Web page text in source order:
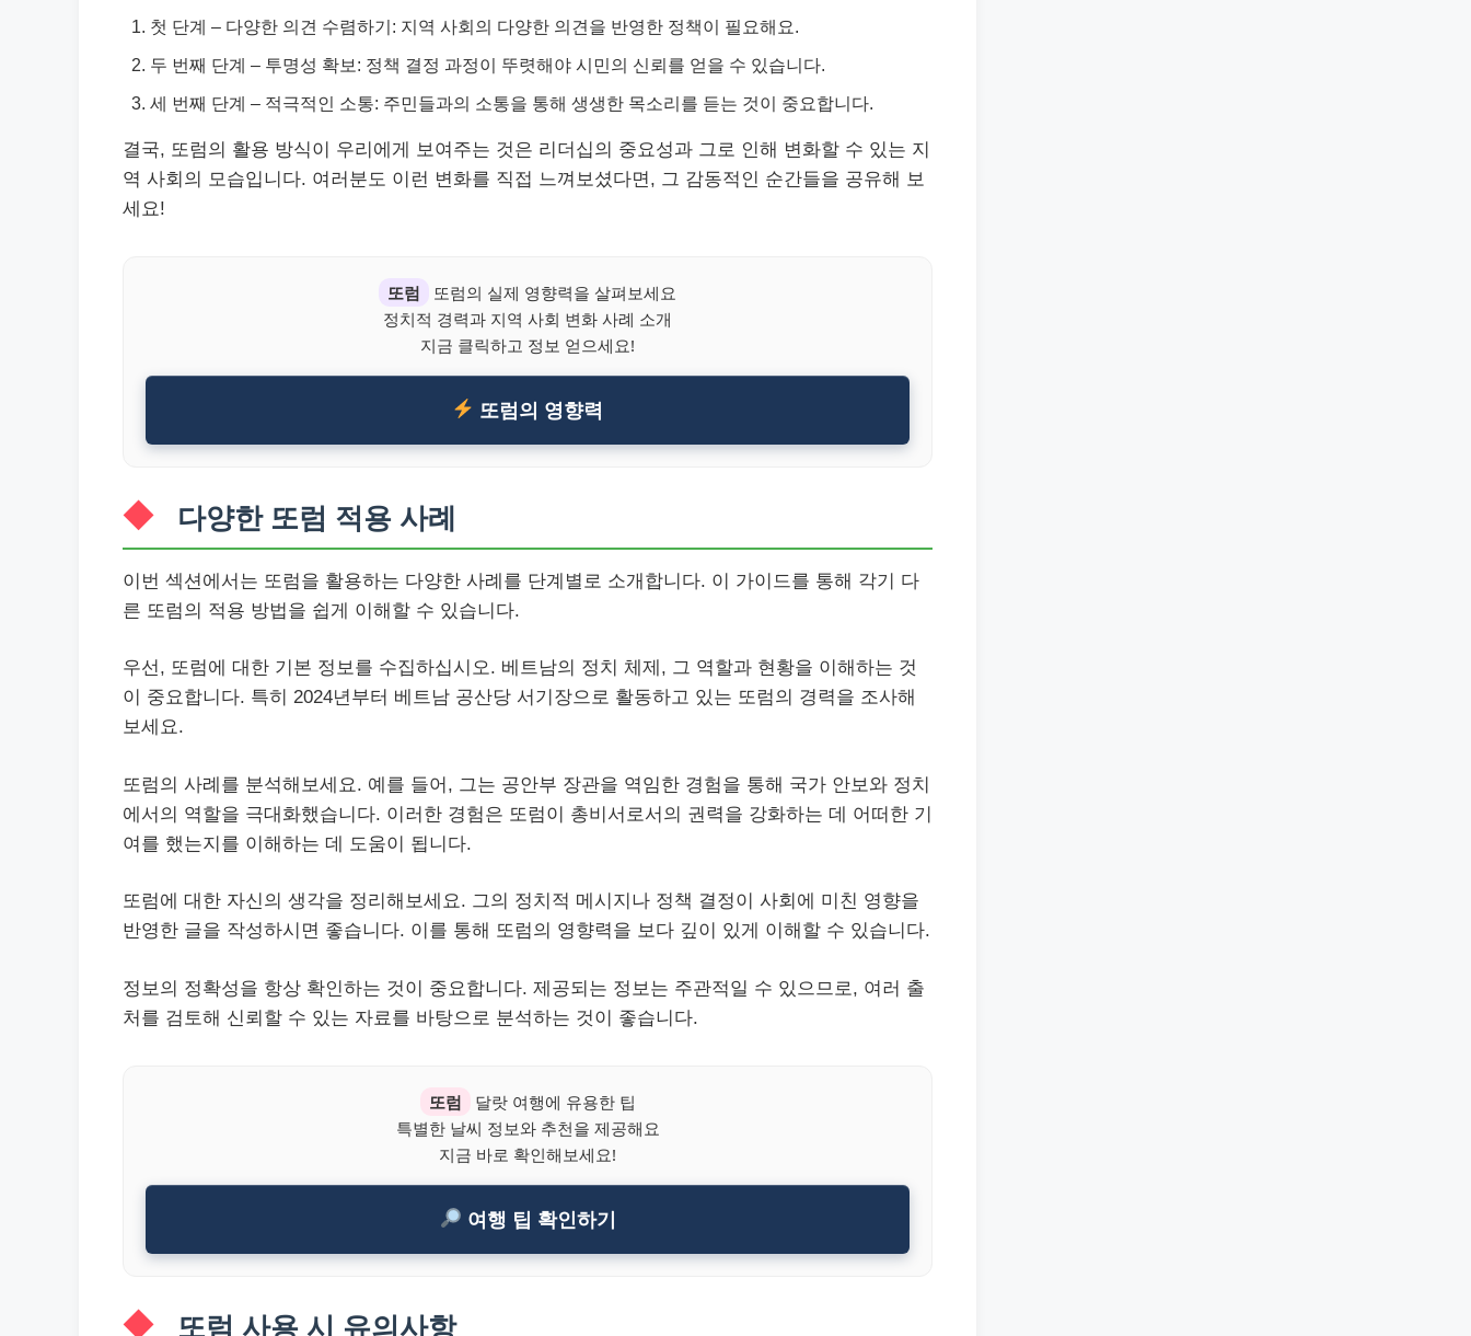
첫 단계 – 다양한 의견 수렴하기: 지역 사회의 다양한 의견을 반영한 정책이 필요해요.
두 번째 단계 – 투명성 확보: 정책 결정 과정이 뚜렷해야 시민의 신뢰를 얻을 수 있습니다.
세 번째 단계 – 적극적인 소통: 주민들과의 소통을 통해 생생한 목소리를 듣는 것이 중요합니다.
결국, 또럼의 활용 방식이 우리에게 보여주는 것은 리더십의 중요성과 그로 인해 변화할 수 있는 지
역 사회의 모습입니다. 여러분도 이런 변화를 직접 느껴보셨다면, 그 감동적인 순간들을 공유해 보
세요!
또럼
또럼의 실제 영향력을 살펴보세요
정치적 경력과 지역 사회 변화 사례 소개
지금 클릭하고 정보 얻으세요!
또럼의 영향력
다양한 또럼 적용 사례
이번 섹션에서는 또럼을 활용하는 다양한 사례를 단계별로 소개합니다. 이 가이드를 통해 각기 다
른 또럼의 적용 방법을 쉽게 이해할 수 있습니다.
우선, 또럼에 대한 기본 정보를 수집하십시오. 베트남의 정치 체제, 그 역할과 현황을 이해하는 것
이 중요합니다. 특히 2024년부터 베트남 공산당 서기장으로 활동하고 있는 또럼의 경력을 조사해
보세요.
또럼의 사례를 분석해보세요. 예를 들어, 그는 공안부 장관을 역임한 경험을 통해 국가 안보와 정치
에서의 역할을 극대화했습니다. 이러한 경험은 또럼이 총비서로서의 권력을 강화하는 데 어떠한 기
여를 했는지를 이해하는 데 도움이 됩니다.
또럼에 대한 자신의 생각을 정리해보세요. 그의 정치적 메시지나 정책 결정이 사회에 미친 영향을
반영한 글을 작성하시면 좋습니다. 이를 통해 또럼의 영향력을 보다 깊이 있게 이해할 수 있습니다.
정보의 정확성을 항상 확인하는 것이 중요합니다. 제공되는 정보는 주관적일 수 있으므로, 여러 출
처를 검토해 신뢰할 수 있는 자료를 바탕으로 분석하는 것이 좋습니다.
또럼
달랏 여행에 유용한 팁
특별한 날씨 정보와 추천을 제공해요
지금 바로 확인해보세요!
여행 팁 확인하기
또럼 사용 시 유의사항